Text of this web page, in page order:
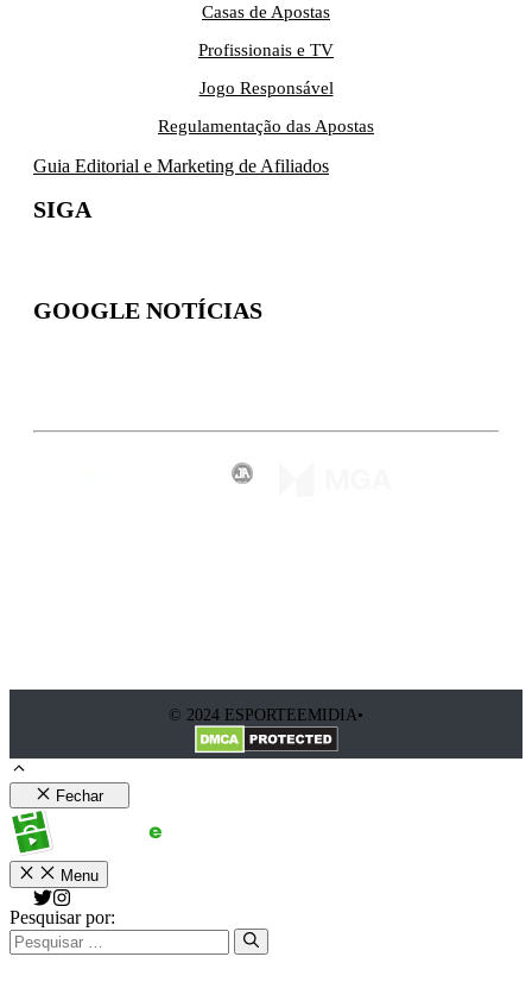
Casas de Apostas
Profissionais e TV
Jogo Responsável
Regulamentação das Apostas
Guia Editorial e Marketing de Afiliados
SIGA
GOOGLE NOTÍCIAS
© 2024 ESPORTEEMIDIA•
Fechar
Menu
Pesquisar por: